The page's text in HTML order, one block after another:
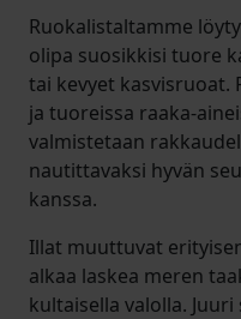
Ruokalistaltamme
olipa suosikkisi tuore
tai kevyet kasvisruoat.
ja tuoreissa raaka-
valmistetaan
nautittavaksi hyvän
kanssa.
Illat muuttuvat
alkaa laskea meren
kultaisella valolla.